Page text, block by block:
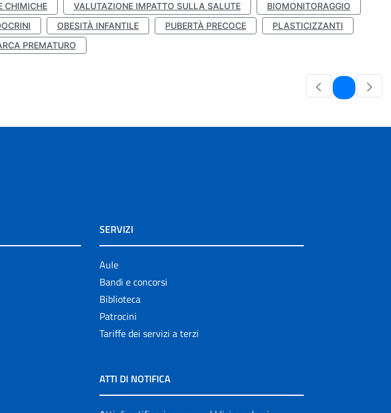
CHIMICHE VALUTAZIONE IMPATTO SULLA SALUTE
BIOMONITORAGGIO
OBESITÀ INFANTILE PUBERTÀ PRECOCE
PLASTICIZZANTI
PREMATURO
Pagina
SERVIZI
Aule
Bandi e concorsi
Biblioteca
Patrocini
Tariffe dei servizi a terzi
ATTI DI NOTIFICA